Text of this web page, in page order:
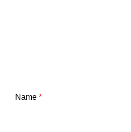
Name *